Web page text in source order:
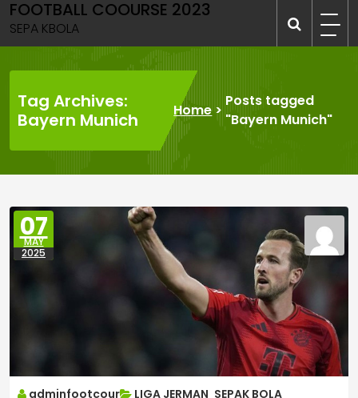
Skip
to
content
FOOTBALL COOURSE 2023
SEPA KBOLA
Tag Archives:
Bayern Munich
Home>
Posts tagged
"Bayern Munich"
07
MAY
2025
adminfootcour LIGA JERMAN SEPAK BOLA